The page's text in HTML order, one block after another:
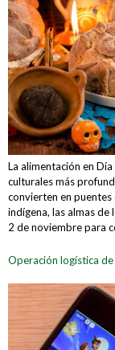
La alimentación en
culturales más
convierten en puentes
indígena, las almas
2 de noviembre para
Operación logística de